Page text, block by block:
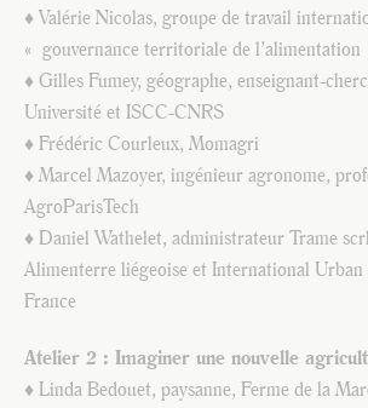
♦ Valérie Nicolas, groupe de travail
« gouvernance territoriale de l’alimentation
♦ Gilles Fumey, géographe, enseignant-
Université et ISCC-CNRS
♦ Frédéric Courleux, Momagri
♦ Marcel Mazoyer, ingénieur agronome,
AgroParisTech
♦ Daniel Wathelet, administrateur Trame
Alimenterre liégeoise et International
France
Atelier 2 : Imaginer une nouvelle
♦ Linda Bedouet, paysanne, Ferme de la